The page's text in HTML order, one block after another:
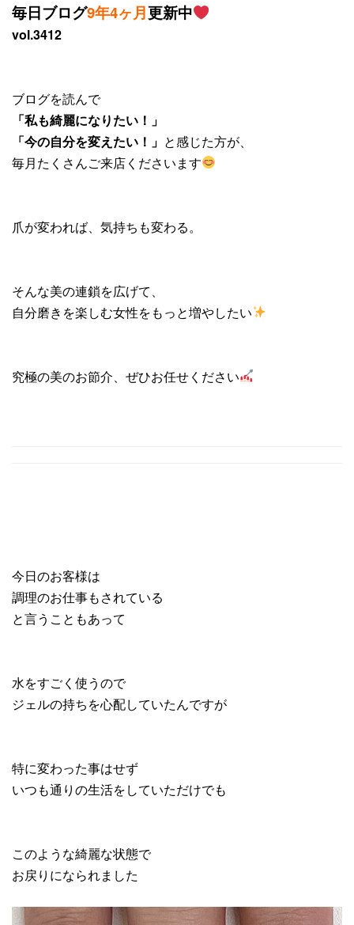
毎日ブログ9年4ヶ月更新中
vol.3412
ブログを読んで
「私も綺麗になりたい！」
「今の自分を変えたい！」 と感じた方が、
毎月たくさんご来店くださいます
爪が変われば、気持ちも変わる。
そんな美の連鎖を広げて、
自分磨きを楽しむ女性をもっと増やしたい
究極の美のお節介、ぜひお任せください
今日のお客様は
調理のお仕事もされている
と言うこともあって
水をすごく使うので
ジェルの持ちを心配していたんですが
特に変わった事はせず
いつも通りの生活をしていただけでも
このような綺麗な状態で
お戻りになられました